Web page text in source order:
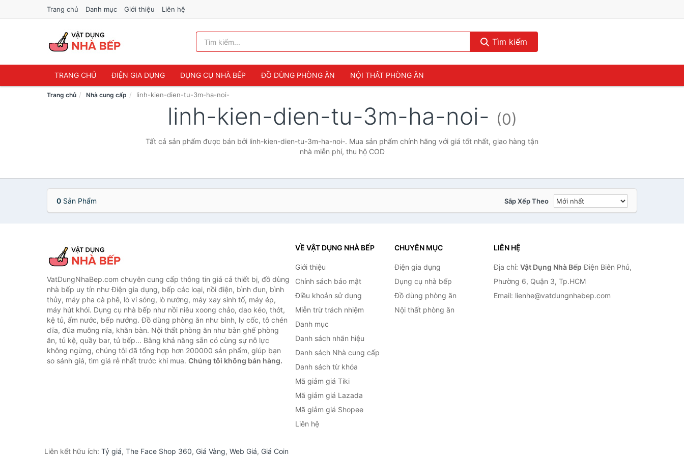
Trang chủ Danh mục Giới thiệu Liên hệ
Tìm kiếm
TRANG CHỦ ĐIỆN GIA DỤNG DỤNG CỤ NHÀ BẾP ĐỒ DÙNG PHÒNG ĂN NỘI THẤT PHÒNG ĂN
Trang chủ Nhà cung cấp linh-kien-dien-tu-3m-ha-noi-
linh-kien-dien-tu-3m-ha-noi- (0)
Tất cả sản phẩm được bán bởi linh-kien-dien-tu-3m-ha-noi-. Mua sản phẩm chính hãng với giá tốt nhất, giao hàng tận
nhà miễn phí, thu hộ COD
0 Sản Phẩm Sắp Xếp Theo
VatDungNhaBep.com chuyên cung cấp thông tin giá cả thiết bị, đồ dùng
nhà bếp uy tín như Điện gia dụng, bếp các loại, nồi điện, bình đun, bình
thủy, máy pha cà phê, lò vi sóng, lò nướng, máy xay sinh tố, máy ép,
máy hút khói. Dụng cụ nhà bếp như nồi niêu xoong chảo, dao kéo, thớt,
kệ tủ, ấm nước, bếp nướng. Đồ dùng phòng ăn như bình, ly cốc, tô chén
dĩa, đũa muỗng nĩa, khăn bàn. Nội thất phòng ăn như bàn ghế phòng
ăn, tủ kệ, quầy bar, tủ bếp... Bằng khả năng sẵn có cùng sự nỗ lực
không ngừng, chúng tôi đã tổng hợp hơn 200000 sản phẩm, giúp bạn
so sánh giá, tìm giá rẻ nhất trước khi mua. Chúng tôi không bán hàng.
VỀ VẬT DỤNG NHÀ BẾP
Giới thiệu
Chính sách bảo mật
Điều khoản sử dụng
Miễn trừ trách nhiệm
Danh mục
Danh sách nhãn hiệu
Danh sách Nhà cung cấp
Danh sách từ khóa
Mã giảm giá Tiki
Mã giảm giá Lazada
Mã giảm giá Shopee
Liên hệ
CHUYÊN MỤC
Điện gia dụng
Dụng cụ nhà bếp
Đồ dùng phòng ăn
Nội thất phòng ăn
LIÊN HỆ
Địa chỉ: Vật Dụng Nhà Bếp Điện Biên Phủ,
Phường 6, Quận 3, Tp.HCM
Email: lienhe@vatdungnhabep.com
Liên kết hữu ích: Tỷ giá, The Face Shop 360, Giá Vàng, Web Giá, Giá Coin